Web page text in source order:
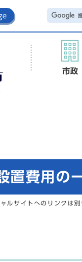
市政
置費用の
ルサイトへのリンクは